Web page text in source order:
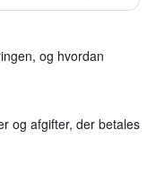
og hvordan
og afgifter, der betales